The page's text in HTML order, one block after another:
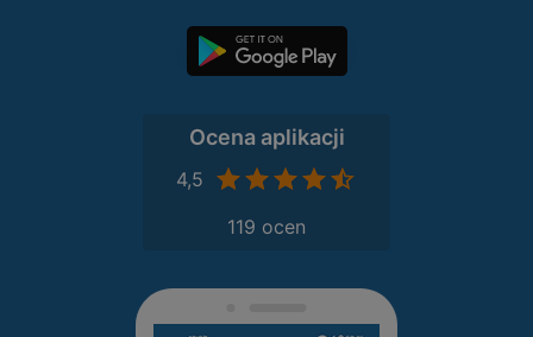
Ocena aplikacji
4,5
119 ocen